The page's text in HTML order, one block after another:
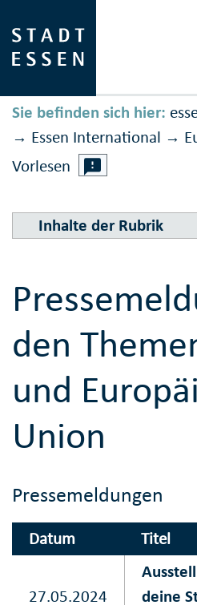
Sie befinden sich hier:
→ Essen International →
Vorlesen
Inhalte der Rubrik
den
und
Union
Pressemeldungen
Datum Titel
27.05.2024
deine